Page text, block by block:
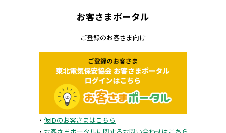
お客さまポータル
ご登録のお客さま向け
・仮IDのお客さまはこちら